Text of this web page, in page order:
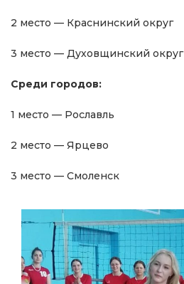
2 место — Краснинский округ
3 место — Духовщинский округ
Среди городов:
1 место — Рославль
2 место — Ярцево
3 место — Смоленск